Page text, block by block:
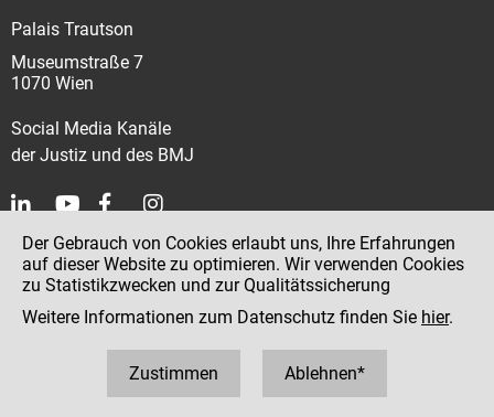
Palais Trautson
Museumstraße 7
1070 Wien
Social Media Kanäle
der Justiz und des BMJ
Kontakt
Impressum
Datenschutz
Hinweisgeber:innenplattform (für Mitarbeiter:innen)
Der Gebrauch von Cookies erlaubt uns, Ihre Erfahrungen
auf dieser Website zu optimieren. Wir verwenden Cookies
zu Statistikzwecken und zur Qualitätssicherung
Weitere Informationen zum Datenschutz finden Sie hier.
Zustimmen Ablehnen*